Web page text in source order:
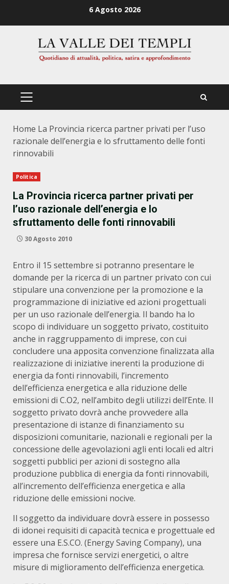
6 Agosto 2026
PRIMÄRES
Home La Provincia ricerca partner privati per l’uso
razionale dell’energia e lo sfruttamento delle fonti
rinnovabili
Politica
La Provincia ricerca partner privati per
l’uso razionale dell’energia e lo
sfruttamento delle fonti rinnovabili
30 Agosto 2010
Entro il 15 settembre si potranno presentare le
domande per la ricerca di un partner privato con cui
stipulare una convenzione per la promozione e la
programmazione di iniziative ed azioni progettuali
per un uso razionale dell’energia. Il bando ha lo
scopo di individuare un soggetto privato, costituito
anche in raggruppamento di imprese, con cui
concludere una apposita convenzione finalizzata alla
realizzazione di iniziative inerenti la produzione di
energia da fonti rinnovabili, l’incremento
dell’efficienza energetica e alla riduzione delle
emissioni di C.O2, nell’ambito degli utilizzi dell’Ente. Il
soggetto privato dovrà anche provvedere alla
presentazione di istanze di finanziamento su
disposizioni comunitarie, nazionali e regionali per la
concessione delle agevolazioni agli enti locali ed altri
soggetti pubblici per azioni di sostegno alla
produzione pubblica di energia da fonti rinnovabili,
all’incremento dell’efficienza energetica e alla
riduzione delle emissioni nocive.
Il soggetto da individuare dovrà essere in possesso
di idonei requisiti di capacità tecnica e progettuale ed
essere una E.S.CO. (Energy Saving Company), una
impresa che fornisce servizi energetici, o altre
misure di miglioramento dell’efficienza energetica.